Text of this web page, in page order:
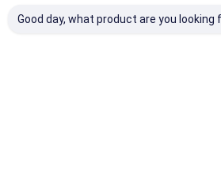
Good day, what product are you looking